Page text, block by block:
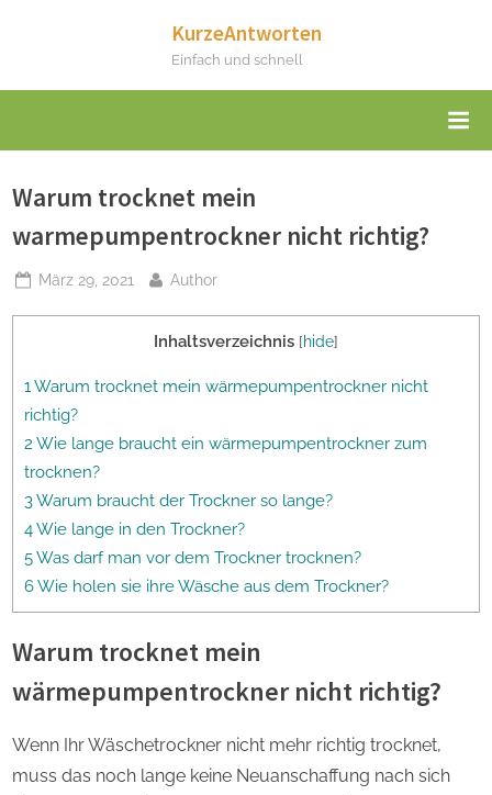
KurzeAntworten
Einfach und schnell
Warum trocknet mein
warmepumpentrockner nicht richtig?
Posted
März 29, 2021 By
Author
Inhaltsverzeichnis [hide]
1 Warum trocknet mein wärmepumpentrockner nicht
richtig?
2 Wie lange braucht ein wärmepumpentrockner zum
trocknen?
3 Warum braucht der Trockner so lange?
4 Wie lange in den Trockner?
5 Was darf man vor dem Trockner trocknen?
6 Wie holen sie ihre Wäsche aus dem Trockner?
Warum trocknet mein
wärmepumpentrockner nicht richtig?
Wenn Ihr Wäschetrockner nicht mehr richtig trocknet,
muss das noch lange keine Neuanschaffung nach sich